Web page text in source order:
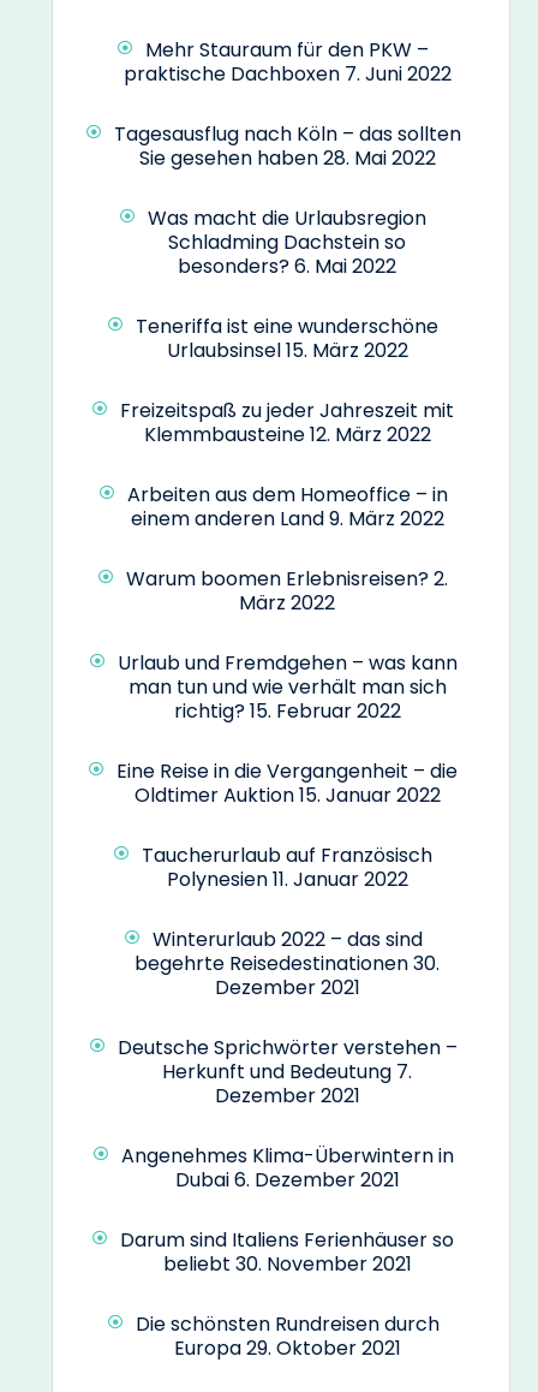
Mehr Stauraum für den PKW –
praktische Dachboxen 7. Juni 2022
Tagesausflug nach Köln – das sollten
Sie gesehen haben28. Mai 2022
Was macht die Urlaubsregion
Schladming Dachstein so
besonders?6. Mai 2022
Teneriffa ist eine wunderschöne
Urlaubsinsel15. März 2022
Freizeitspaß zu jeder Jahreszeit mit
Klemmbausteine12. März 2022
Arbeiten aus dem Homeoffice – in
einem anderen Land9. März 2022
Warum boomen Erlebnisreisen?2.
März 2022
Urlaub und Fremdgehen – was kann
man tun und wie verhält man sich
richtig?15. Februar 2022
Eine Reise in die Vergangenheit – die
Oldtimer Auktion15. Januar 2022
Taucherurlaub auf Französisch
Polynesien11. Januar 2022
Winterurlaub 2022 – das sind
begehrte Reisedestinationen30.
Dezember 2021
Deutsche Sprichwörter verstehen –
Herkunft und Bedeutung 7.
Dezember 2021
Angenehmes Klima-Überwintern in
Dubai6. Dezember 2021
Darum sind Italiens Ferienhäuser so
beliebt 30. November 2021
Die schönsten Rundreisen durch
Europa29. Oktober 2021